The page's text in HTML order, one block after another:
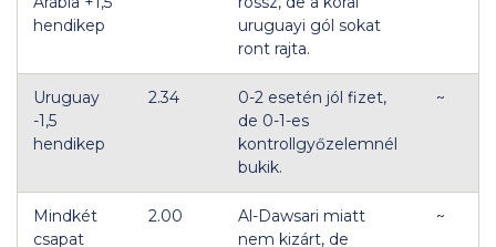
hendikep
uruguayi gól sokat
ront rajta.
Uruguay
-1,5
hendikep
2.34
0-2 esetén jól fizet,
de 0-1-es
kontrollgyőzelemnél
bukik.
~
Mindkét
csapat
2.00
Al-Dawsari miatt
nem kizárt, de
~